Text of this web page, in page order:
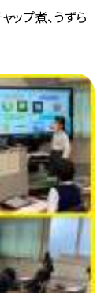
ップ煮、うずら